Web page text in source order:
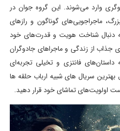
وارد می‌شوند. این گروه جوان در
ماجراجویی‌های گوناگون و رازهای
دنبال شناخت هویت و قدرت‌های خود
جذاب از زندگی و ماجراهای جادوگران
داستان‌های فانتزی و تخیلی تجربه‌ای
بهترین سریال های شبیه ارباب حلقه ها
اولویت‌های تماشای خود قرار دهید.